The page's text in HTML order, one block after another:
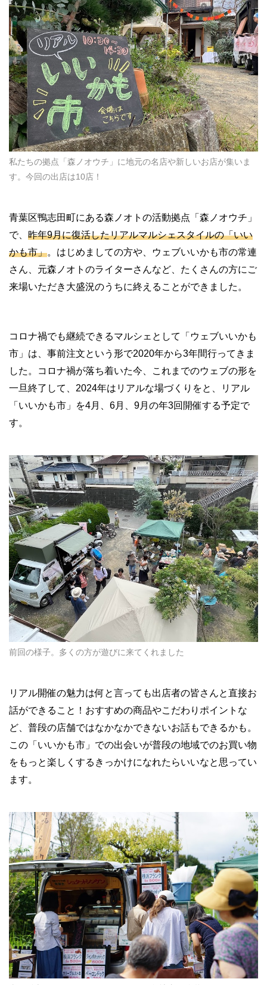
私たちの拠点「森ノオウチ」に地元の名店や新しいお店が集いま
す。今回の出店は10店！
青葉区鴨志田町にある森ノオトの活動拠点「森ノオウチ」
で、 昨年9月に復活したリアルマルシェスタイルの「いい
かも市」。はじめましての方や、ウェブいいかも市の常連
さん、元森ノオトのライターさんなど、たくさんの方にご
来場いただき大盛況のうちに終えることができました。
コロナ禍でも継続できるマルシェとして「ウェブいいかも
市」は、事前注文という形で2020年から3年間行ってきま
した。コロナ禍が落ち着いた今、これまでのウェブの形を
一旦終了して、2024年はリアルな場づくりをと、リアル
「いいかも市」を4月、6月、9月の年3回開催する予定で
す。
前回の様子。多くの方が遊びに来てくれました
リアル開催の魅力は何と言っても出店者の皆さんと直接お
話ができること！おすすめの商品やこだわりポイントな
ど、普段の店舗ではなかなかできないお話もできるかも。
この「いいかも市」での出会いが普段の地域でのお買い物
をもっと楽しくするきっかけになれたらいいなと思ってい
ます。